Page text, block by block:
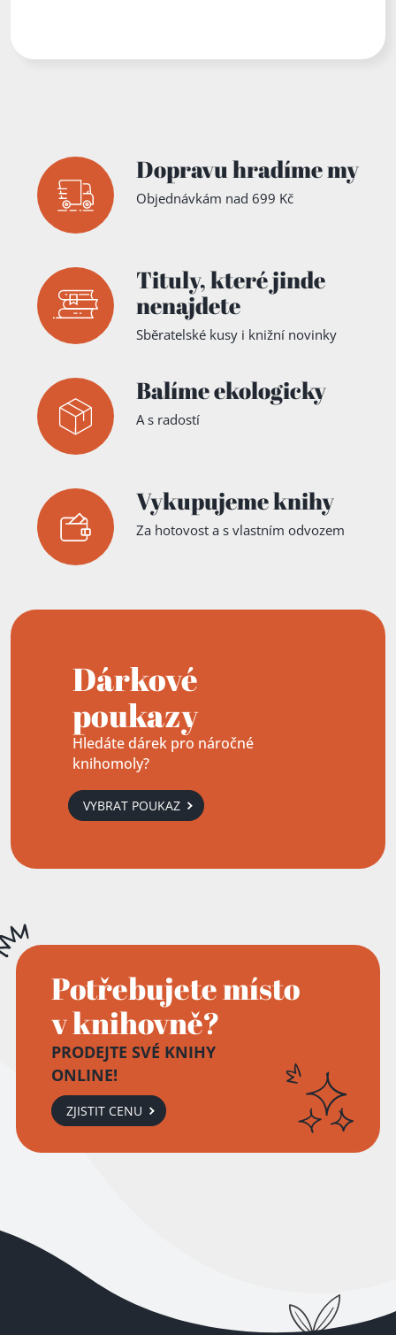
Dopravu hradíme my
Objednávkám nad 699 Kč
Tituly,které jinde
nenajdete
Sběratelské kusy i knižní novinky
Balíme ekologicky
A s radostí
Vykupujeme knihy
Za hotovost a s vlastním odvozem
Dárkové
poukazy
Hledáte dárek pro náročné
knihomoly?
VYBRAT POUKAZ
Potřebujete místo
v knihovně?
PRODEJTE SVÉ KNIHY
ONLINE!
ZJISTIT CENU